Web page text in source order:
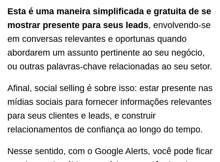
Esta é uma maneira simplificada e gratuita de se
mostrar presente para seus leads, envolvendo-se
em conversas relevantes e oportunas quando
abordarem um assunto pertinente ao seu negócio,
ou outras palavras-chave relacionadas ao seu setor.
Afinal, social selling é sobre isso: estar presente nas
mídias sociais para fornecer informações relevantes
para seus clientes e leads, e construir
relacionamentos de confiança ao longo do tempo.
Nesse sentido, com o Google Alerts, você pode ficar